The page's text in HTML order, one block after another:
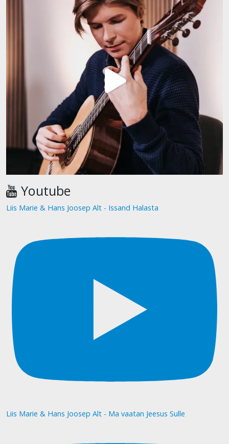
Youtube
Liis Marie & Hans Joosep Alt - Issand Halasta
Liis Marie & Hans Joosep Alt - Ma vaatan Jeesus Sulle